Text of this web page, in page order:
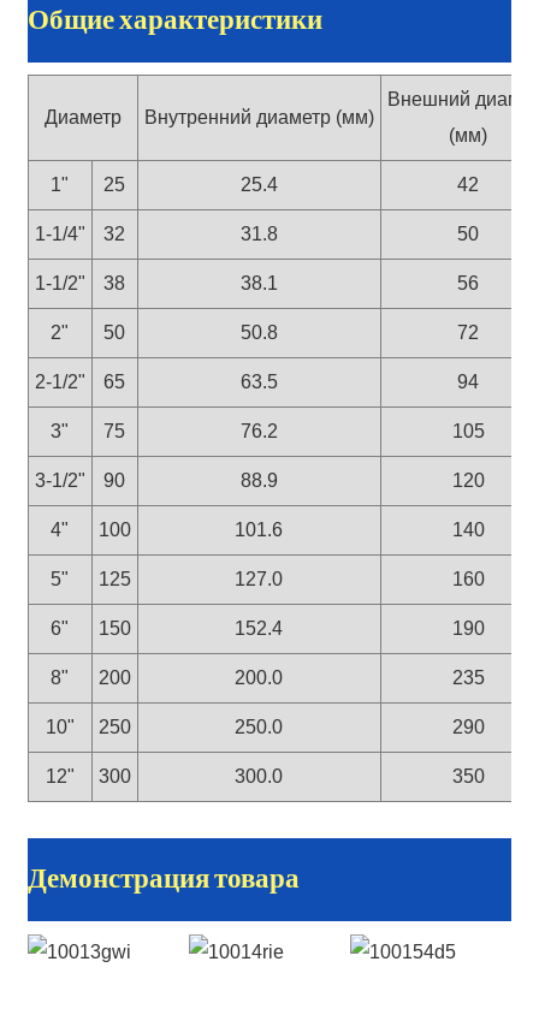
Общие характеристики
Диаметр Внутренний диаметр (мм)
Внешний
(мм)
1" 25 25.4 42
1-1/4" 32 31.8 50
1-1/2" 38 38.1 56
2" 50 50.8 72
2-1/2" 65 63.5 94
3" 75 76.2 105
3-1/2" 90 88.9 120
4" 100 101.6 140
5" 125 127.0 160
6" 150 152.4 190
8" 200 200.0 235
10" 250 250.0 290
12" 300 300.0 350
Демонстрация товара